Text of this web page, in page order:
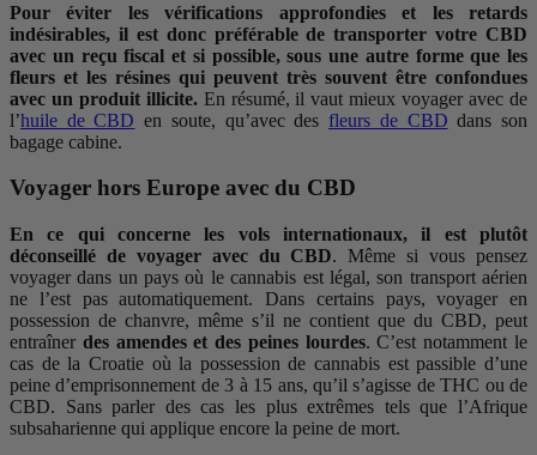
Pour éviter les vérifications approfondies et les retards
indésirables, il est donc préférable de transporter votre CBD
avec un reçu fiscal et si possible, sous une autre forme que les
fleurs et les résines qui peuvent très souvent être confondues
avec un produit illicite.En résumé, il vaut mieux voyager avec de
l’huile de CBD en soute, qu’avec des fleurs de CBD dans son
bagage cabine.
Voyager hors Europe avec du CBD
En ce qui concerne les vols internationaux, il est plutôt
déconseillé de voyager avec du CBD. Même si vous pensez
voyager dans un pays où le cannabis est légal, son transport aérien
ne l’est pas automatiquement. Dans certains pays, voyager en
possession de chanvre, même s’il ne contient que du CBD, peut
entraîner des amendes et des peines lourdes. C’est notamment le
cas de la Croatie où la possession de cannabis est passible d’une
peine d’emprisonnement de 3 à 15 ans, qu’il s’agisse de THC ou de
CBD. Sans parler des cas les plus extrêmes tels que l’Afrique
subsaharienne qui applique encore la peine de mort.